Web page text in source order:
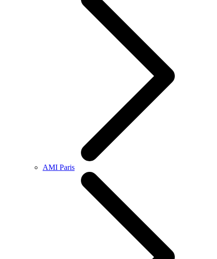
AMI Paris